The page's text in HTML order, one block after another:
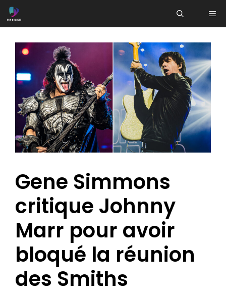
Aller
au
Gene Simmons
critique Johnny
Marr pour avoir
bloqué la réunion
des Smiths